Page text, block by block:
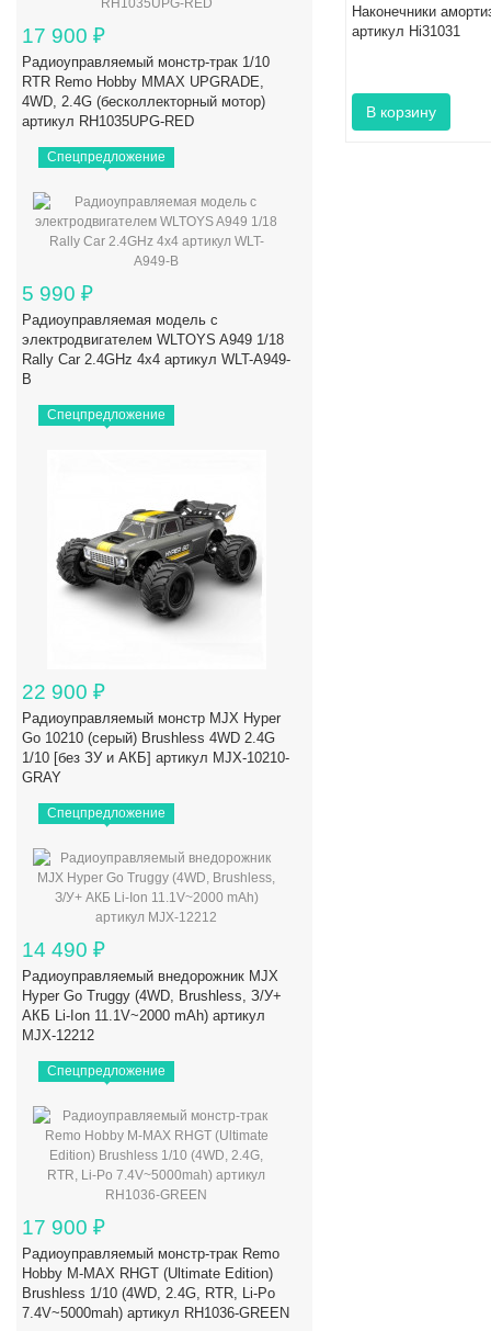
17 900 ₽
Радиоуправляемый монстр-трак 1/10
RTR Remo Hobby MMAX UPGRADE,
4WD, 2.4G (бесколлекторный мотор)
артикул RH1035UPG-RED
Спецпредложение
5 990 ₽
Радиоуправляемая модель с
электродвигателем WLTOYS A949 1/18
Rally Car 2.4GHz 4x4 артикул WLT-A949-
B
Спецпредложение
22 900 ₽
Радиоуправляемый монстр MJX Hyper
Go 10210 (серый) Brushless 4WD 2.4G
1/10 [без ЗУ и АКБ] артикул MJX-10210-
GRAY
Спецпредложение
14 490 ₽
Радиоуправляемый внедорожник MJX
Hyper Go Truggy (4WD, Brushless, З/У+
АКБ Li-Ion 11.1V~2000 mAh) артикул
MJX-12212
Спецпредложение
17 900 ₽
Радиоуправляемый монстр-трак Remo
Hobby M-MAX RHGT (Ultimate Edition)
Brushless 1/10 (4WD, 2.4G, RTR, Li-Po
7.4V~5000mah) артикул RH1036-GREEN
Наконечники
артикул Hi31031